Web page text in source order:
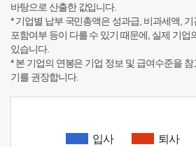
바탕으로 산출한 값입니다.
* 기업별 납부 국민총액은 성과급, 비과세액,
포함여부 등이 다를 수 있기 때문에, 실제 기업
있습니다.
* 본 기업의 연봉은 기업 정보 및 급여수준을
기를 권장합니다.
입사 퇴사